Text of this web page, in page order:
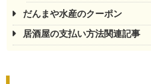
だんまや水産のクーポン
居酒屋の支払い方法関連記事